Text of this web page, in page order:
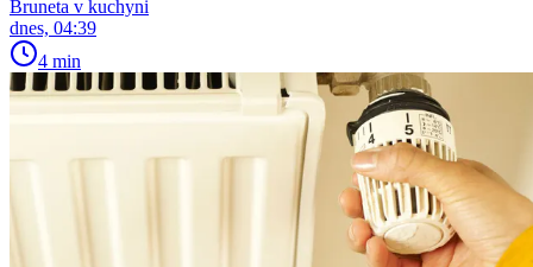
Bruneta v kuchyni
dnes, 04:39
4 min